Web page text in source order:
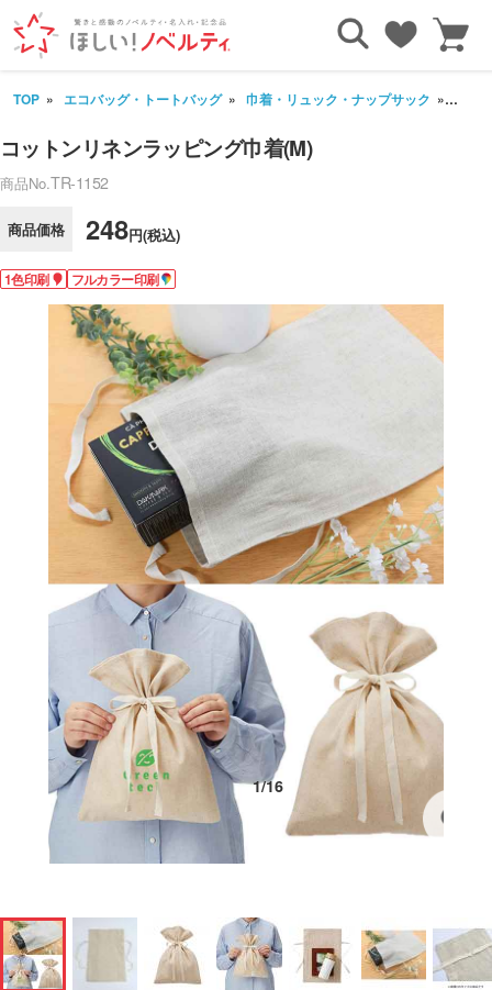
TOP エコバッグ・トートバッグ 巾着・リュック・ナップサック コッ
コットンリネンラッピング巾着(M)
商品No.TR-1152
商品価格 248円(税込)
1色印刷 フルカラー印刷
1/16